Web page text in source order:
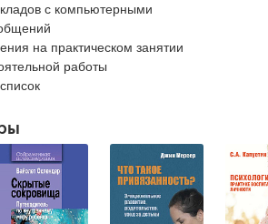
с компьютерными
на практическом занятии
работы